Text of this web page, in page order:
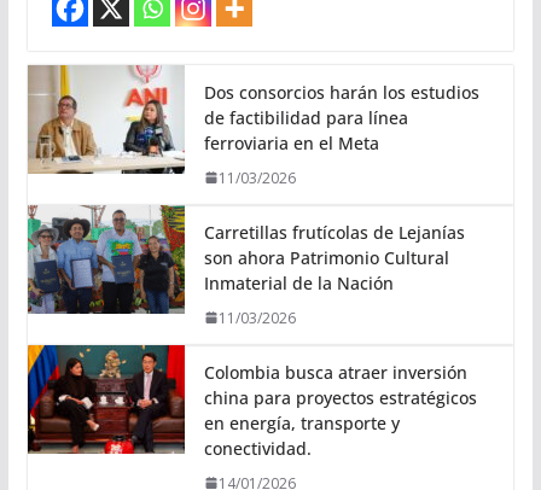
Dos consorcios harán los estudios
de factibilidad para línea
ferroviaria en el Meta
11/03/2026
Carretillas frutícolas de Lejanías
son ahora Patrimonio Cultural
Inmaterial de la Nación
11/03/2026
Colombia busca atraer inversión
china para proyectos estratégicos
en energía, transporte y
conectividad.
14/01/2026